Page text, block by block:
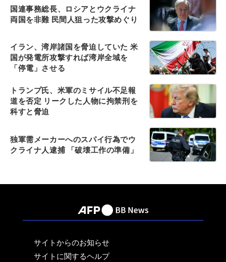
国連事務総長、ロシアとウクライナ
両国を非難 民間人狙った攻撃めぐり
イラン、湾岸諸国を脅迫していた 米
国が発電所攻撃すれば湾岸全域を
「停電」させる
トランプ氏、米軍のミサイル不足報
道を否定 リークした人物に拘禁刑を
科すと脅迫
独軍需メーカーへのスパイ行為でウ
クライナ人逮捕 「破壊工作の準備」
サイトからのお知らせ
サイトに関するヘルプ